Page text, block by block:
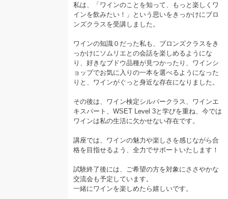
私は、「ワインのことを知って、もっと楽しくワ
インを飲みたい！」という思いをきっかけにブロ
ンズクラスを受講しました。
ワインの知識０だった私も、ブロンズクラスをき
っかけにソムリエとの会話を楽しめるようにな
り、好きなブドウ品種が見つかったり、ワインシ
ョップでお気に入りの一本を選べるようになった
りと、ワインがぐっと身近な存在になりました。
その後は、ワイン検定シルバークラス、ワインエ
キスパート、WSET Level 3と学びを重ね、今では
ワインは私の生活に欠かせない存在です。
講座では、ワインの魅力や楽しさを感じながら合
格を目指せるよう、全力でサポートいたします！
試験終了後には、ご希望の方を対象にささやかな
交流会も予定しています。
一緒にワインを楽しめたら嬉しいです。